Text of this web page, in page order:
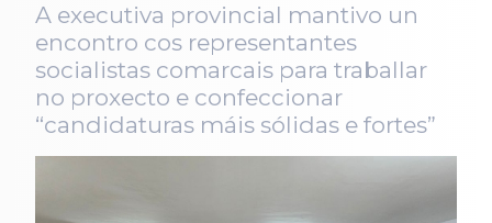
A executiva provincial mantivo un
encontro cos representantes
socialistas comarcais para traballar
no proxecto e confeccionar
“candidaturas máis sólidas e fortes”